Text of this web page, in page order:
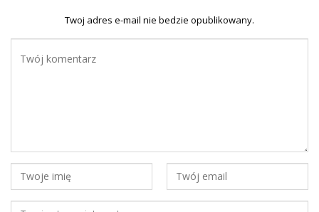
Twoj adres e-mail nie bedzie opublikowany.